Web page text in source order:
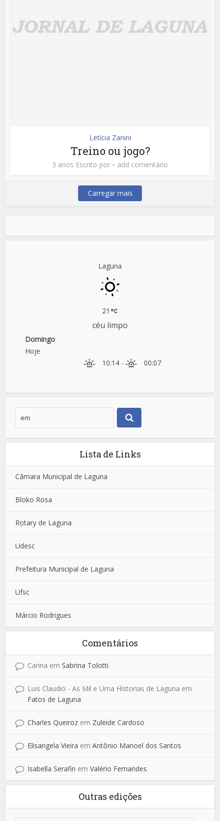
Letícia Zanini
Treino ou jogo?
3 anos Escrito por add comentário
Carregar mais
Laguna
21
céu limpo
Domingo
Hoje
10:14- 00:07
Lista de Links
Câmara Municipal de Laguna
Bloko Rosa
Rotary de Laguna
Udesc
Prefeitura Municipal de Laguna
Ufsc
Márcio Rodrigues
Comentários
Carina emSabrina Tolotti
Luis Claudio - As Mil e Uma Historias de Laguna em
Fatos de Laguna
Charles Queiroz em Zuleide Cardoso
Elisangela Vieira emAntônio Manoel dos Santos
Isabella Serafin emValério Fernandes
Outras edições